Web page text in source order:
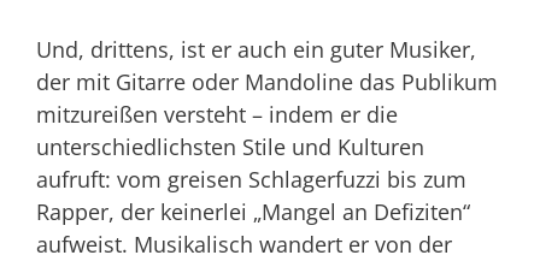
Und, drittens, ist er auch ein guter Musiker,
der mit Gitarre oder Mandoline das Publikum
mitzureißen versteht – indem er die
unterschiedlichsten Stile und Kulturen
aufruft: vom greisen Schlagerfuzzi bis zum
Rapper, der keinerlei „Mangel an Defiziten“
aufweist. Musikalisch wandert er von der